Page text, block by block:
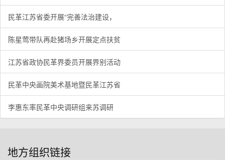
民革江苏省委开展“完善法治建设，
陈星莺带队再赴猪场乡开展定点扶贫
江苏省政协民革界委员开展界别活动
民革中央画院美术基地暨民革江苏省
李惠东率民革中央调研组来苏调研
地方组织链接